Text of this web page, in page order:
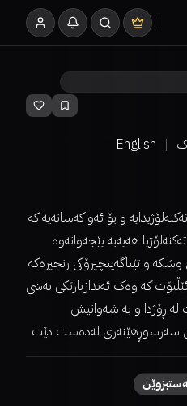
English
و بۆ ئەو کەسانەیە کە
هەیەبە پێچەوانەوە
و تێناگەیتچیرۆکی زنجیرەکە
کە وەک ئەندازیارێکی بەشی
لە ڕۆژدا و بە شەوانیش
سەرسوڕهێنەری لەدەست دێت